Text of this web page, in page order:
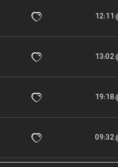
12:11
13:02
19:18
09:32